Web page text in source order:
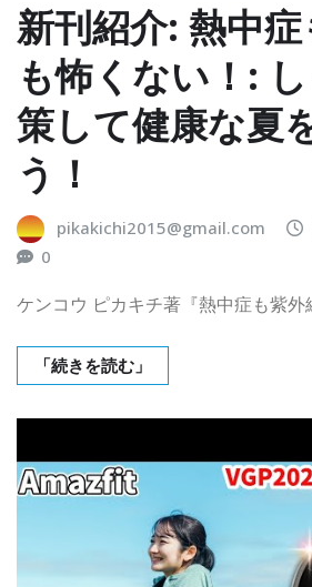
新刊紹介: 熱中
も怖くない！:
策して健康な夏
う！
pikakichi2015@gmail.com
0
ケンコウ ピカキチ著『熱中症も紫外
「続きを読む」